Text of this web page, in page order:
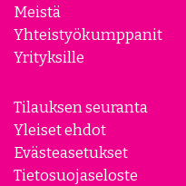
Meistä
Yhteistyökumppanit
Yrityksille
Tilauksen seuranta
Yleiset ehdot
Evästeasetukset
Tietosuojaseloste